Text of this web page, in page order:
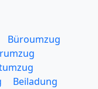
Büroumzug
Beiladung